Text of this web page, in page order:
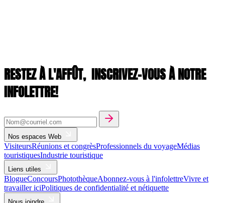
RESTEZ À L'AFFÛT, INSCRIVEZ-VOUS À NOTRE
INFOLETTRE!
Nos espaces Web
VisiteursRéunions et congrèsProfessionnels du voyageMédias
touristiquesIndustrie touristique
Liens utiles
BlogueConcoursPhotothèqueAbonnez-vous à l'infolettreVivre et
travailler iciPolitiques de confidentialité et nétiquette